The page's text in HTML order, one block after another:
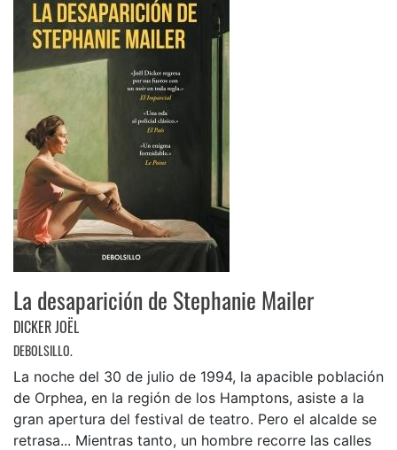
La desaparición de Stephanie Mailer
DICKER JOËL
DEBOLSILLO.
La noche del 30 de julio de 1994, la apacible población
de Orphea, en la región de los Hamptons, asiste a la
gran apertura del festival de teatro. Pero el alcalde se
retrasa... Mientras tanto, un hombre recorre las calles